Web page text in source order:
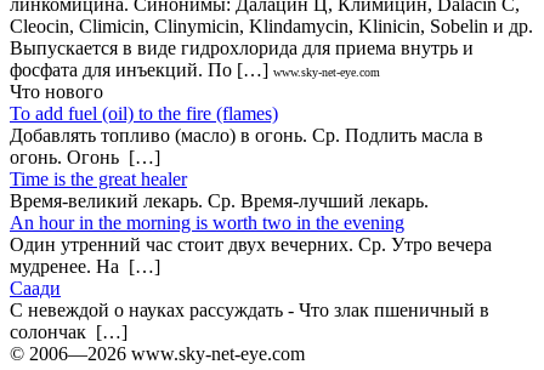
Cleocin, Climicin, Clinymicin, Klindamycin, Klinicin, Sobelin и др.
Выпускается в виде гидрохлорида для приема внутрь и
фосфата для инъекций. По […] www.sky-net-eye.com
Что нового
То add fuel (oil) to the fire (flames)
Добавлять топливо (масло) в огонь. Ср. Подлить масла в
огонь. Огонь […]
Time is the great healer
Время-великий лекарь. Ср. Время-лучший лекарь.
An hour in the morning is worth two in the evening
Один утренний час стоит двух вечерних. Ср. Утро вечера
мудренее. На […]
Саади
С невеждой о науках рассуждать - Что злак пшеничный в
солончак […]
© 2006—2026 www.sky-net-eye.com